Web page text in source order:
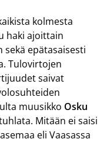
kolmesta
haki ajoittain
epätasaisesti
Tulovirtojen
saivat
muusikko Osku
Mitään ei saisi
eli Vaasassa